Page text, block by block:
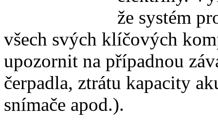
že systém
všech svých klíčových
upozornit na případnou
čerpadla, ztrátu kapacity
snímače apod.).